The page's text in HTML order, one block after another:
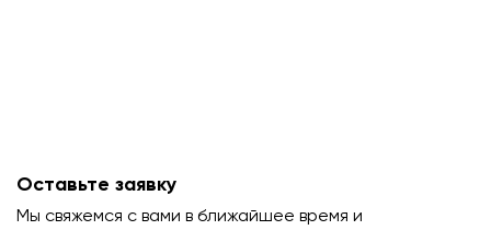
Оставьте заявку
Мы свяжемся с вами в ближайшее время и